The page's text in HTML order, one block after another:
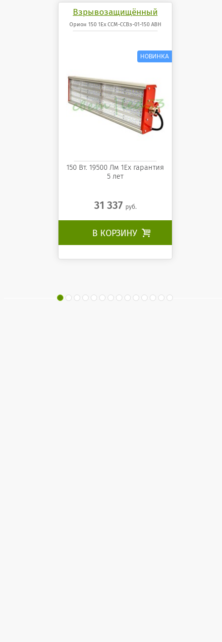
Взрывозащищённый
светодиодный
ССМ-ССВз-01-150 АВН
Орион 150 1Ex ССМ-ССВз-01-150 АВН
150 Вт. 19500 Лм 1Ех гарантия
5 лет
31 337 руб.
В КОРЗИНУ 